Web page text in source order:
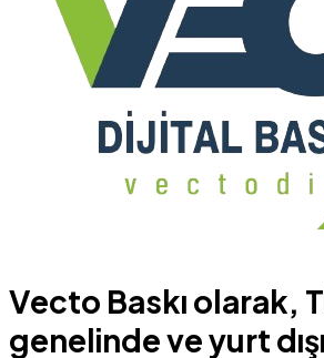
Vecto Baskı olarak,
genelinde ve yurt